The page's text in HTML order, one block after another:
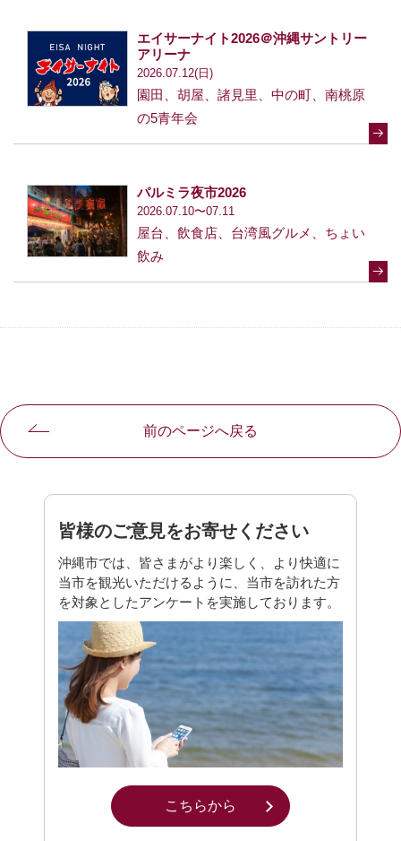
エイサーナイト2026＠沖縄サントリー
アリーナ
2026.07.12(日)
園田、胡屋、諸見里、中の町、南桃原
の5青年会
パルミラ夜市2026
2026.07.10〜07.11
屋台、飲食店、台湾風グルメ、ちょい
飲み
前のページへ戻る
皆様のご意見をお寄せください
沖縄市では、皆さまがより楽しく、より快適に
当市を観光いただけるように、当市を訪れた方
を対象としたアンケートを実施しております。
こちらから 別ウィンドウで開きます